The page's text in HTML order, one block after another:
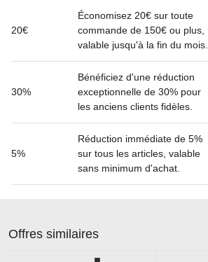
20€
Économisez 20€ sur toute
commande de 150€ ou plus,
valable jusqu'à la fin du mois.
30%
Bénéficiez d'une réduction
exceptionnelle de 30% pour
les anciens clients fidèles.
5%
Réduction immédiate de 5%
sur tous les articles, valable
sans minimum d'achat.
Offres similaires